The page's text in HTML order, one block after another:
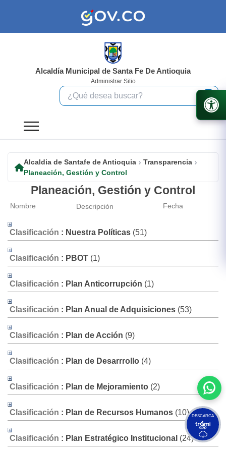
Alcaldía Municipal de Santa Fe De Antioquia
Administrar Sitio
Alcaldia de Santafe de Antioquia
Transparencia
Planeación, Gestión y Control
Planeación, Gestión y Control
Nombre Descripción Fecha
Clasificación : Nuestra Políticas ‎(51)
Clasificación : PBOT ‎(1)
Clasificación : Plan Anticorrupción ‎(1)
Clasificación : Plan Anual de Adquisiciones ‎(53)
Clasificación : Plan de Acción ‎(9)
Clasificación : Plan de Desarrrollo ‎(4)
Clasificación : Plan de Mejoramiento ‎(2)
Clasificación : Plan de Recursos Humanos ‎(10)
Clasificación : Plan Estratégico Institucional ‎(24)
DESCARGA